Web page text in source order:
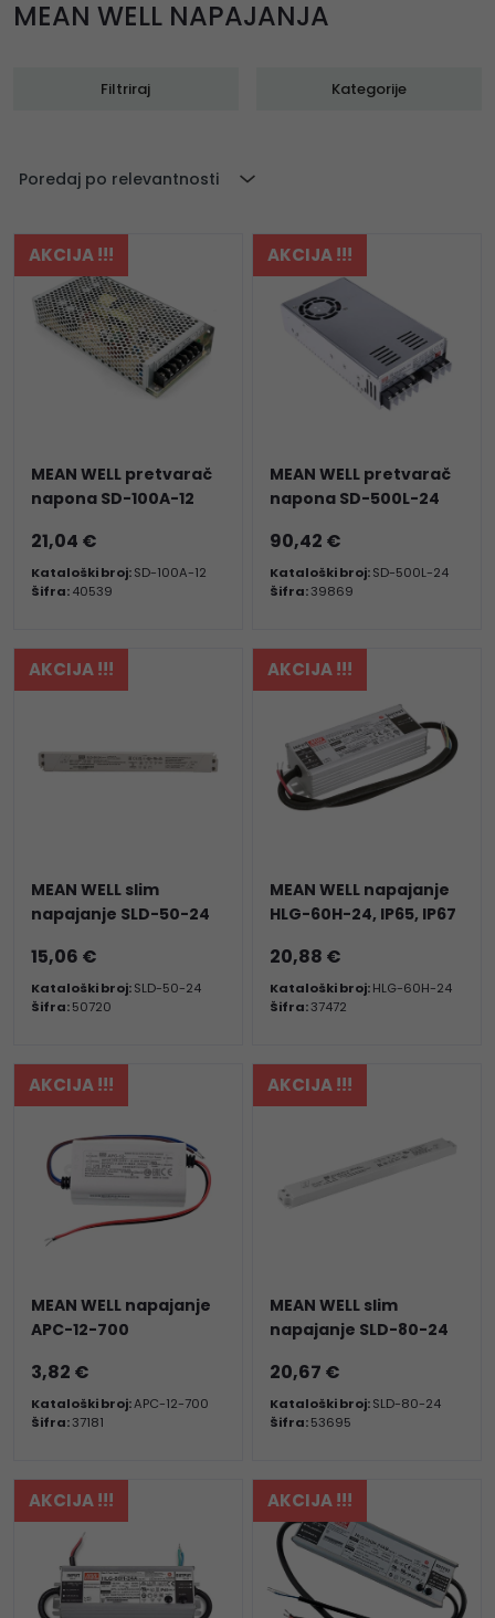
MEAN WELL NAPAJANJA
Filtriraj Kategorije
Poredaj po relevantnosti
AKCIJA !!!
MEAN WELL pretvarač
napona SD-100A-12
21,04 €
Kataloški broj:SD-100A-12
Šifra:40539
AKCIJA !!!
MEAN WELL pretvarač
napona SD-500L-24
90,42 €
Kataloški broj:SD-500L-24
Šifra:39869
AKCIJA !!!
MEAN WELL slim
napajanje SLD-50-24
15,06 €
Kataloški broj:SLD-50-24
Šifra:50720
AKCIJA !!!
MEAN WELL napajanje
HLG-60H-24, IP65, IP67
20,88 €
Kataloški broj:HLG-60H-24
Šifra:37472
AKCIJA !!!
MEAN WELL napajanje
APC-12-700
3,82 €
Kataloški broj:APC-12-700
Šifra:37181
AKCIJA !!!
MEAN WELL slim
napajanje SLD-80-24
20,67 €
Kataloški broj:SLD-80-24
Šifra:53695
AKCIJA !!! AKCIJA !!!